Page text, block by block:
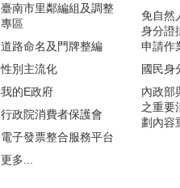
臺南市里鄰編組及調整
專區
道路命名及門牌整編
性別主流化
我的E政府
行政院消費者保護會
電子發票整合服務平台
更多...
免自然
身分證
申請作
國民身
內政部
之重要
劃內容